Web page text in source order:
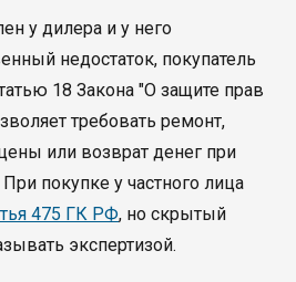
у дилера и у него
недостаток, покупатель
18 Закона "О защите прав
требовать ремонт,
или возврат денег при
покупке у частного лица
475 ГК РФ, но скрытый
экспертизой.